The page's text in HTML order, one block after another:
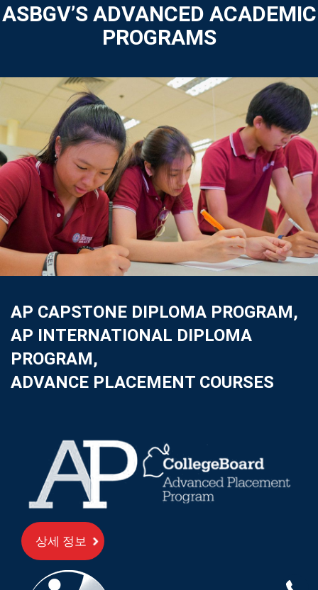
ASBGV’S ADVANCED ACADEMIC
PROGRAMS
AP CAPSTONE DIPLOMA PROGRAM,
AP INTERNATIONAL DIPLOMA
PROGRAM,
ADVANCE PLACEMENT COURSES
상세 정보